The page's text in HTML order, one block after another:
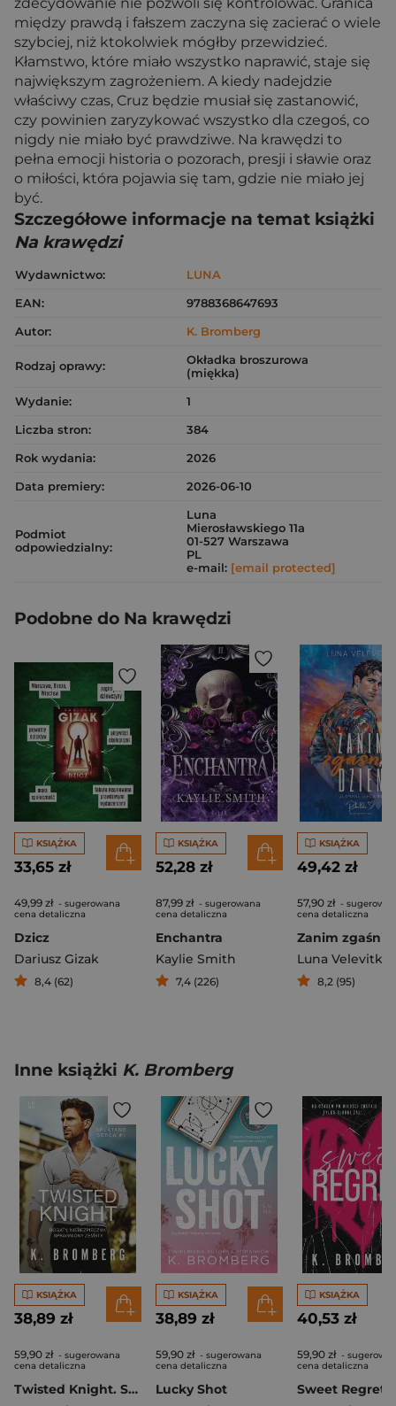
między prawdą i fałszem zaczyna się zacierać o wiele
szybciej, niż ktokolwiek mógłby przewidzieć.
Kłamstwo, które miało wszystko naprawić, staje się
największym zagrożeniem. A kiedy nadejdzie
właściwy czas, Cruz będzie musiał się zastanowić,
czy powinien zaryzykować wszystko dla czegoś, co
nigdy nie miało być prawdziwe. Na krawędzi to
pełna emocji historia o pozorach, presji i sławie oraz
o miłości, która pojawia się tam, gdzie nie miało jej
być.
Szczegółowe informacje na temat książki
Na krawędzi
Wydawnictwo:
LUNA
EAN:
9788368647693
Autor:
K. Bromberg
Rodzaj oprawy:
Okładka broszurowa
(miękka)
Wydanie:
1
Liczba stron:
384
Rok wydania:
2026
Data premiery:
2026-06-10
Podmiot
odpowiedzialny:
Luna
Mierosławskiego 11a
01-527 Warszawa
PL
e-mail: [email protected]
Podobne do Na krawędzi
KSIĄŻKA
33,65 zł
49,99 zł - sugerowana
cena detaliczna
Dzicz
Dariusz Gizak
8,4 (62)
KSIĄŻKA
52,28 zł
87,99 zł - sugerowana
cena detaliczna
Enchantra
Kaylie Smith
7,4 (226)
KSIĄŻKA
49,42 zł
57,90 zł -
cena detaliczna
Luna Velevitka
8,2 (95)
Inne książki K. Bromberg
KSIĄŻKA
38,89 zł
59,90 zł - sugerowana
cena detaliczna
Twisted Knight. Splątane serca. Tom 1
KSIĄŻKA
38,89 zł
59,90 zł - sugerowana
cena detaliczna
Lucky Shot
KSIĄŻKA
40,53 zł
59,90 zł -
cena detaliczna
Sweet Regret